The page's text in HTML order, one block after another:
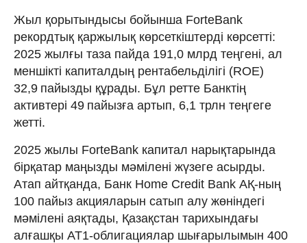
Жыл қорытындысы бойынша ForteBank
рекордтық қаржылық көрсеткіштерді көрсетті:
2025 жылғы таза пайда 191,0 млрд теңгені, ал
меншікті капиталдың рентабельділігі (ROE)
32,9 пайызды құрады. Бұл ретте Банктің
активтері 49 пайызға артып, 6,1 трлн теңгеге
жетті.
2025 жылы ForteBank капитал нарықтарында
бірқатар маңызды мәмілені жүзеге асырды.
Атап айтқанда, Банк Home Credit Bank АҚ‑ның
100 пайыз акцияларын сатып алу жөніндегі
мәмілені аяқтады, Қазақстан тарихындағы
алғашқы AT1‑облигациялар шығарылымын 400